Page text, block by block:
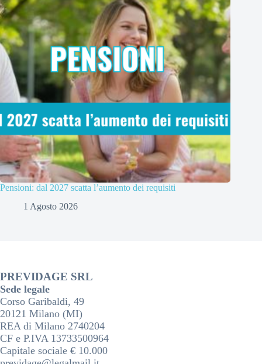
Pensioni: dal 2027 scatta l’aumento dei requisiti
1 Agosto 2026
PREVIDAGE SRL
Sede legale
Corso Garibaldi, 49
20121 Milano (MI)
REA di Milano 2740204
CF e P.IVA 13733500964
Capitale sociale € 10.000